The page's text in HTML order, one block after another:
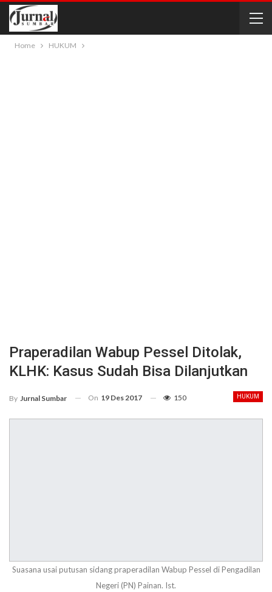
Home HUKUM
Praperadilan Wabup Pessel Ditolak,
KLHK: Kasus Sudah Bisa Dilanjutkan
HUKUM
By Jurnal Sumbar On 19 Des 2017 150
Suasana usai putusan sidang praperadilan Wabup Pessel di Pengadilan
Negeri (PN) Painan. Ist.